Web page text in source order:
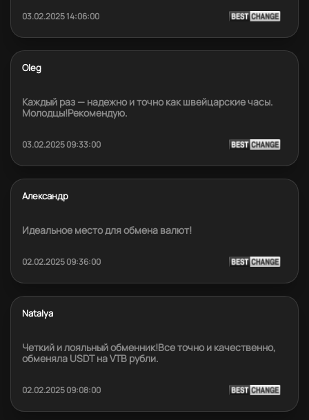
03.02.2025 14:06:00
Oleg
Каждый раз — надежно и точно как швейцарские часы.
Молодцы!Рекомендую.
03.02.2025 09:33:00
Александр
Идеальное место для обмена валют!
02.02.2025 09:36:00
Natalya
Четкий и лояльный обменник!Все точно и качественно,
обменяла USDT на VTB рубли.
02.02.2025 09:08:00